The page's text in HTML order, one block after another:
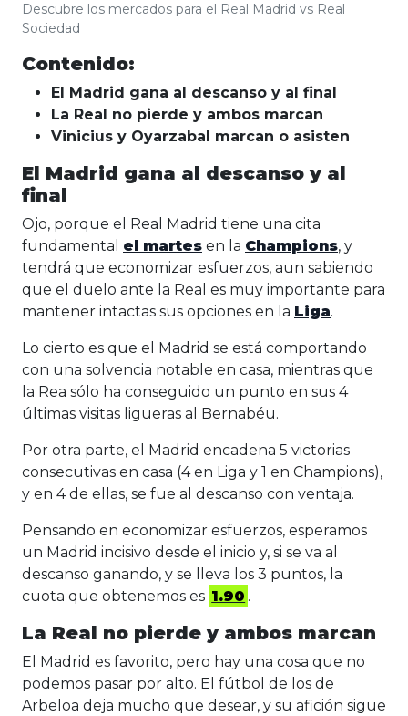
Descubre los mercados para el Real Madrid vs Real
Sociedad
Contenido:
El Madrid gana al descanso y al final
La Real no pierde y ambos marcan
Vinicius y Oyarzabal marcan o asisten
El Madrid gana al descanso y al
final
Ojo, porque el Real Madrid tiene una cita
fundamental el martes en la Champions, y
tendrá que economizar esfuerzos, aun sabiendo
que el duelo ante la Real es muy importante para
mantener intactas sus opciones en la Liga.
Lo cierto es que el Madrid se está comportando
con una solvencia notable en casa, mientras que
la Rea sólo ha conseguido un punto en sus 4
últimas visitas ligueras al Bernabéu.
Por otra parte, el Madrid encadena 5 victorias
consecutivas en casa (4 en Liga y 1 en Champions),
y en 4 de ellas, se fue al descanso con ventaja.
Pensando en economizar esfuerzos, esperamos
un Madrid incisivo desde el inicio y, si se va al
descanso ganando, y se lleva los 3 puntos, la
cuota que obtenemos es 1.90 .
La Real no pierde y ambos marcan
El Madrid es favorito, pero hay una cosa que no
podemos pasar por alto. El fútbol de los de
Arbeloa deja mucho que desear, y su afición sigue